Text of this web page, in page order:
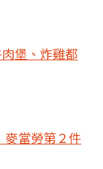
堡、炸雞都
當勞第２件